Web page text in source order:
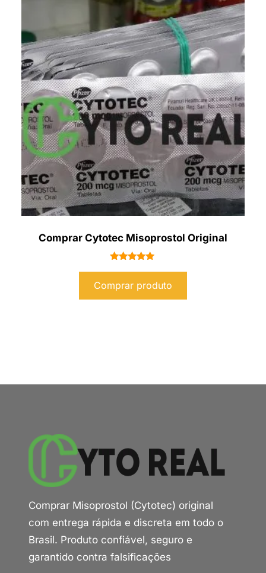
Comprar Cytotec Misoprostol Original
de 5
Comprar produto
Comprar Misoprostol (Cytotec) original
com entrega rápida e discreta em todo o
Brasil. Produto confiável, seguro e
garantido contra falsificações